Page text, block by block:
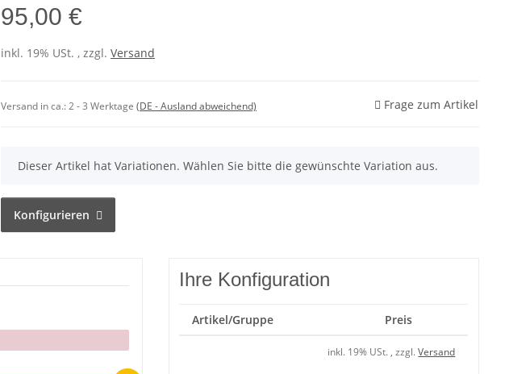
95,00 €
inkl. 19% USt. , zzgl. Versand
Versand in ca.:2 - 3 Werktage (DE - Ausland abweichend) Frage zum Artikel
x
Dieser Artikel hat Variationen. Wählen Sie bitte die gewünschte Variation aus.
Konfigurieren
Ihre Konfiguration
Artikel/Gruppe Preis
inkl. 19% USt. , zzgl.Versand